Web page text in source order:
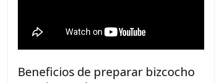
Beneficios de preparar bizcocho